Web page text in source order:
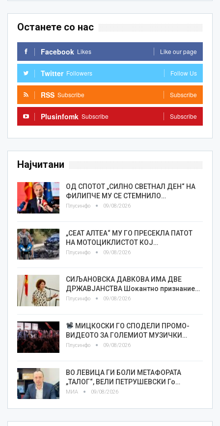
Останете со нас
Facebook Likes Like our page
Twitter Followers Follow Us
RSS Subscribe Subscribe
Plusinfomk Subscribe Subscribe
Најчитани
ОД СПОТОТ „СИЛНО СВЕТНАЛ ДЕН“ НА
ФИЛИПЧЕ МУ СЕ СТЕМНИЛО…
Плусинфо 09/08/2026
„СЕАТ АЛТЕА“ МУ ГО ПРЕСЕКЛА ПАТОТ
НА МОТОЦИКЛИСТОТ КОЈ…
Плусинфо 09/08/2026
СИЉАНОВСКА ДАВКОВА ИМА ДВЕ
ДРЖАВЈАНСТВА Шокантно признание…
Плусинфо 09/08/2026
МИЦКОСКИ ГО СПОДЕЛИ ПРОМО-
ВИДЕОТО ЗА ГОЛЕМИОТ МУЗИЧКИ…
Плусинфо 09/08/2026
ВО ЛЕВИЦА ГИ БОЛИ МЕТАФОРАТА
„ТАЛОГ“, ВЕЛИ ПЕТРУШЕВСКИ Го…
МИА 09/08/2026